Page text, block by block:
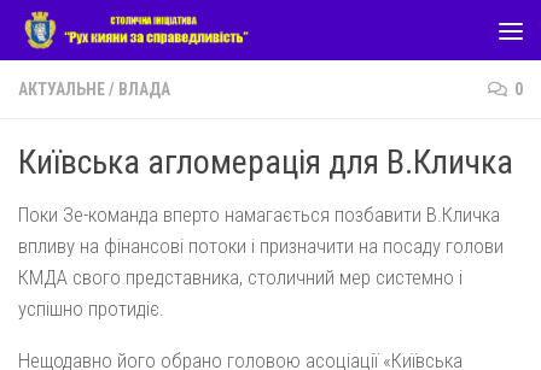
Skip to content
АКТУАЛЬНЕ/ ВЛАДА 0
Київська агломерація для В.Кличка
Поки Зе-команда вперто намагається позбавити В.Кличка
впливу на фінансові потоки і призначити на посаду голови
КМДА свого представника, столичний мер системно і
успішно протидіє.
Нещодавно його обрано головою асоціації «Київська